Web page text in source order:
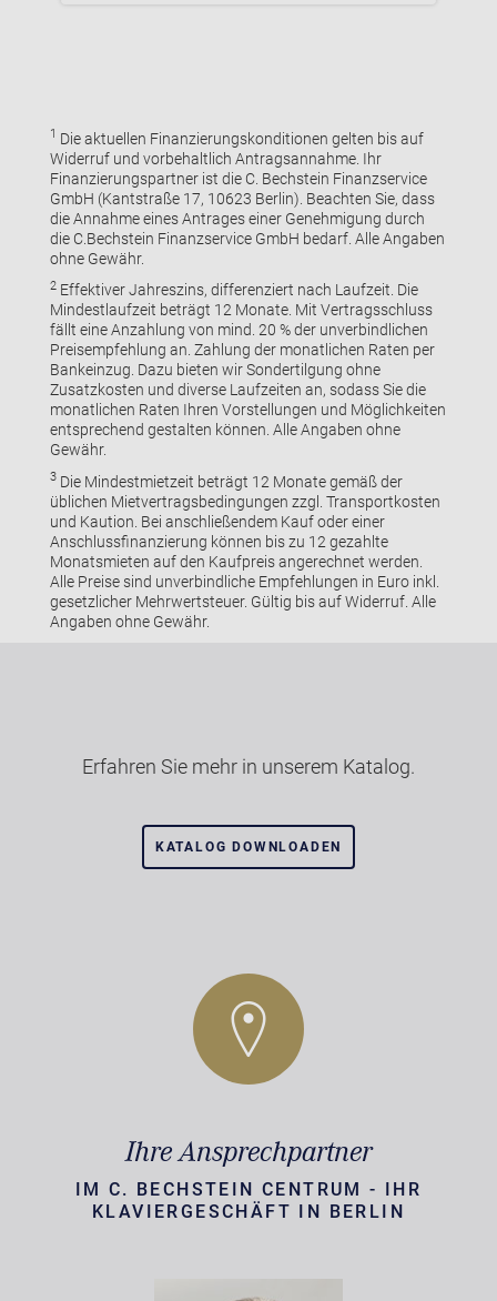
1 Die aktuellen Finanzierungskonditionen gelten bis auf
Widerruf und vorbehaltlich Antragsannahme. Ihr
Finanzierungspartner ist die C. Bechstein Finanzservice
GmbH (Kantstraße 17, 10623 Berlin). Beachten Sie, dass
die Annahme eines Antrages einer Genehmigung durch
die C.Bechstein Finanzservice GmbH bedarf. Alle Angaben
ohne Gewähr.
2Effektiver Jahreszins, differenziert nach Laufzeit. Die
Mindestlaufzeit beträgt 12 Monate. Mit Vertragsschluss
fällt eine Anzahlung von mind. 20 % der unverbindlichen
Preisempfehlung an. Zahlung der monatlichen Raten per
Bankeinzug. Dazu bieten wir Sondertilgung ohne
Zusatzkosten und diverse Laufzeiten an, sodass Sie die
monatlichen Raten Ihren Vorstellungen und Möglichkeiten
entsprechend gestalten können. Alle Angaben ohne
Gewähr.
3Die Mindestmietzeit beträgt 12 Monate gemäß der
üblichen Mietvertragsbedingungen zzgl. Transportkosten
und Kaution. Bei anschließendem Kauf oder einer
Anschlussfinanzierung können bis zu 12 gezahlte
Monatsmieten auf den Kaufpreis angerechnet werden.
Alle Preise sind unverbindliche Empfehlungen in Euro inkl.
gesetzlicher Mehrwertsteuer. Gültig bis auf Widerruf. Alle
Angaben ohne Gewähr.
Erfahren Sie mehr in unserem Katalog.
KATALOG DOWNLOADEN
Ihre Ansprechpartner
IM C. BECHSTEIN CENTRUM - IHR
KLAVIERGESCHÄFT IN BERLIN